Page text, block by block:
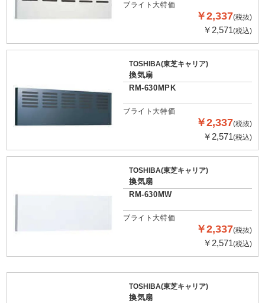
ブライト大特価
￥2,337(税抜)
￥2,571(税込)
TOSHIBA(東芝キャリア)
換気扇
RM-630MPK
ブライト大特価
￥2,337(税抜)
￥2,571(税込)
TOSHIBA(東芝キャリア)
換気扇
RM-630MW
ブライト大特価
￥2,337(税抜)
￥2,571(税込)
TOSHIBA(東芝キャリア)
換気扇